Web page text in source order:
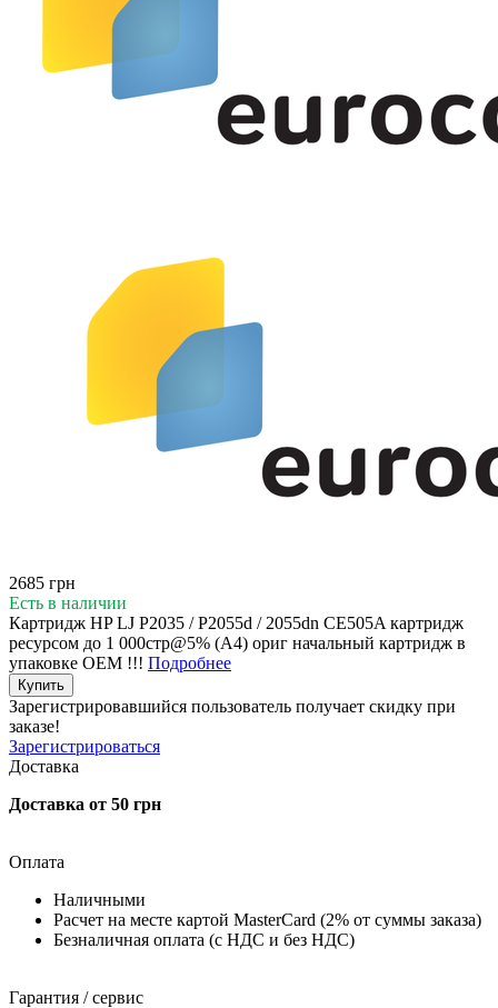
2685 грн
Есть в наличии
Картридж HP LJ P2035 / P2055d / 2055dn CE505A картридж
ресурсом до 1 000стр@5% (A4) ориг начальный картридж в
упаковке OEM !!! Подробнее
Купить
Зарегистрировавшийся пользователь получает скидку при
заказе!
Зарегистрироваться
Доставка
Доставка от 50 грн
Оплата
Наличными
Расчет на месте картой MasterCard (2% от суммы заказа)
Безналичная оплата (с НДС и без НДС)
Гарантия / сервис